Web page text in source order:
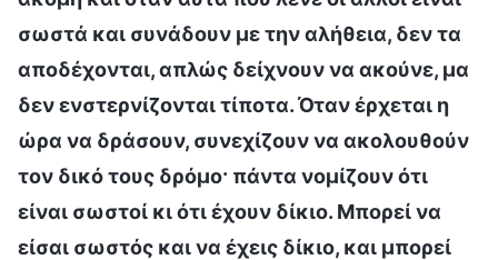
σωστά και συνάδουν με την αλήθεια, δεν τα
αποδέχονται, απλώς δείχνουν να ακούνε, μα
δεν ενστερνίζονται τίποτα. Όταν έρχεται η
ώρα να δράσουν, συνεχίζουν να ακολουθούν
τον δικό τους δρόμο· πάντα νομίζουν ότι
είναι σωστοί κι ότι έχουν δίκιο. Μπορεί να
είσαι σωστός και να έχεις δίκιο, και μπορεί